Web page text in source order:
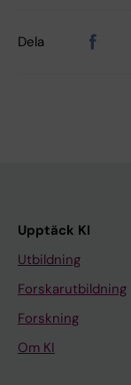
Dela
Upptäck KI
Utbildning
Forskarutbildning
Forskning
Om KI